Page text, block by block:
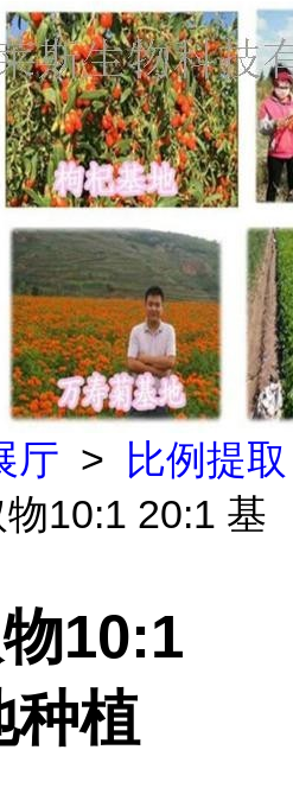
厅 >
比例提取
10:1 20:1 基
10:1
种植